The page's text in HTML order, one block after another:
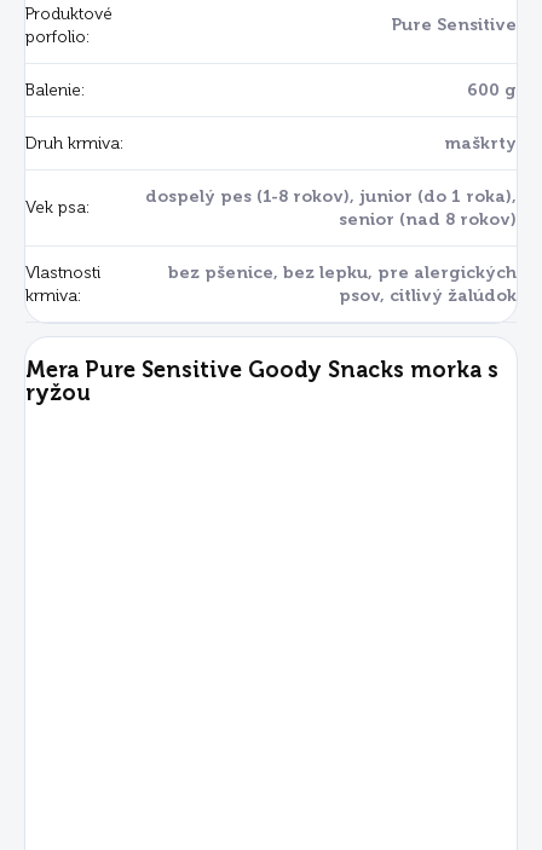
Produktové
porfolio:
Pure Sensitive
Balenie: 600 g
Druh krmiva: maškrty
Vek psa:
dospelý pes (1-8 rokov), junior (do 1 roka),
senior (nad 8 rokov)
Vlastnosti
krmiva:
bez pšenice, bez lepku, pre alergických
psov, citlivý žalúdok
Mera Pure Sensitive Goody Snacks morka s
ryžou